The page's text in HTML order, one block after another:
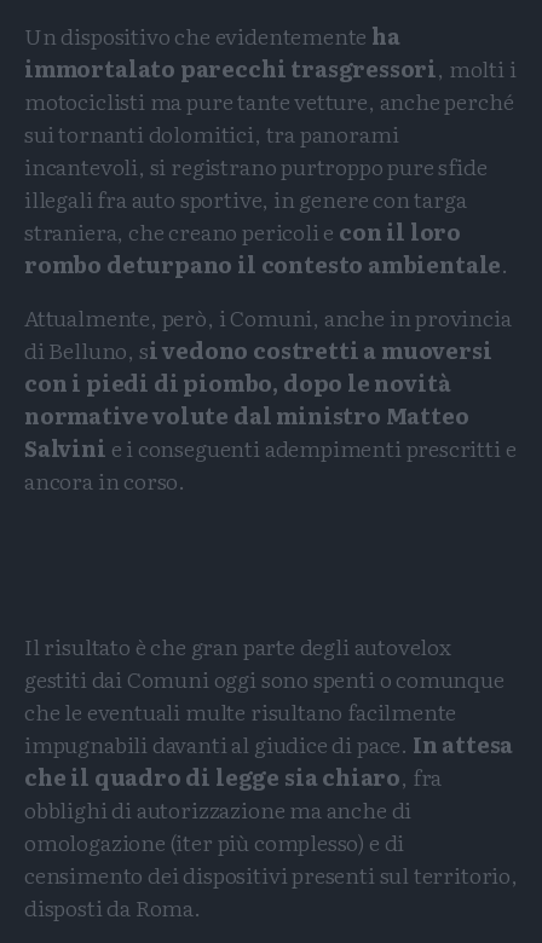
Un dispositivo che evidentemente ha
immortalato parecchi trasgressori, molti i
motociclisti ma pure tante vetture, anche perché
sui tornanti dolomitici, tra panorami
incantevoli, si registrano purtroppo pure sfide
illegali fra auto sportive, in genere con targa
straniera, che creano pericoli e con il loro
rombo deturpano il contesto ambientale.
Attualmente, però, i Comuni, anche in provincia
di Belluno, si vedono costretti a muoversi
con i piedi di piombo, dopo le novità
normative volute dal ministro Matteo
Salvini e i conseguenti adempimenti prescritti e
ancora in corso.
Il risultato è che gran parte degli autovelox
gestiti dai Comuni oggi sono spenti o comunque
che le eventuali multe risultano facilmente
impugnabili davanti al giudice di pace. In attesa
che il quadro di legge sia chiaro, fra
obblighi di autorizzazione ma anche di
omologazione (iter più complesso) e di
censimento dei dispositivi presenti sul territorio,
disposti da Roma.